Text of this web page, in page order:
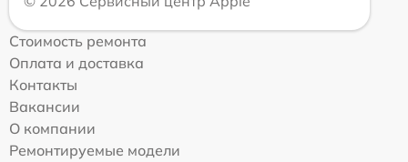
Стоимость ремонта
Оплата и доставка
Контакты
Вакансии
О компании
Ремонтируемые модели